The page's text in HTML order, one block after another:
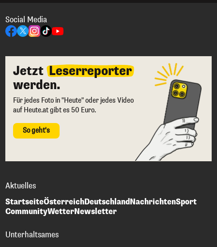
Social Media
Jetzt Leserreporter
werden.
Für jedes Foto in "Heute" oder jedes Video
auf Heute.at gibt es 50 Euro.
So geht's
Aktuelles
StartseiteÖsterreichDeutschlandNachrichtenSport
CommunityWetterNewsletter
Unterhaltsames